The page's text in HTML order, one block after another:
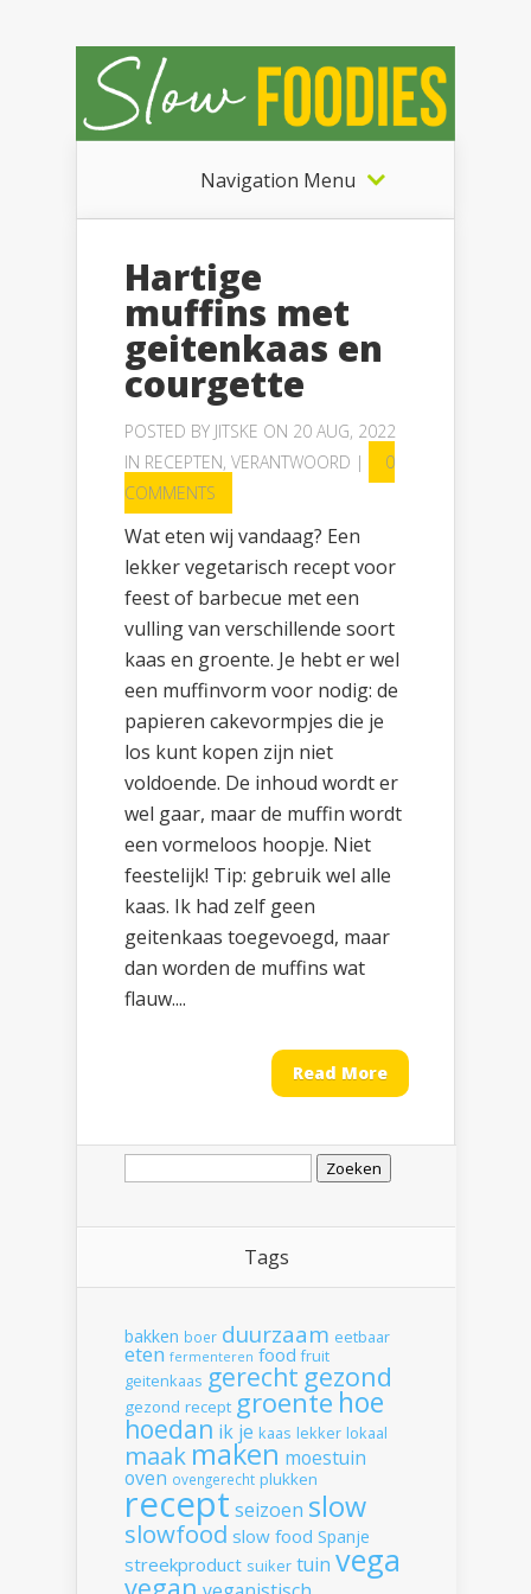
Navigation Menu
Hartige
muffins met
geitenkaas en
courgette
POSTED BY JITSKE ON 20 AUG, 2022
IN RECEPTEN, VERANTWOORD |
0
COMMENTS
Wat eten wij vandaag? Een
lekker vegetarisch recept voor
feest of barbecue met een
vulling van verschillende soort
kaas en groente. Je hebt er wel
een muffinvorm voor nodig: de
papieren cakevormpjes die je
los kunt kopen zijn niet
voldoende. De inhoud wordt er
wel gaar, maar de muffin wordt
een vormeloos hoopje. Niet
feestelijk! Tip: gebruik wel alle
kaas. Ik had zelf geen
geitenkaas toegevoegd, maar
dan worden de muffins wat
flauw....
Read More
Zoeken
Tags
bakken boer duurzaam eetbaar
eten fermenteren food fruit
geitenkaas gerecht gezond
gezond recept groente hoe
hoedan ik je kaas lekker lokaal
maak maken moestuin
oven ovengerecht plukken
recept seizoen slow
slowfood slow food Spanje
streekproduct suiker tuin vega
vegan